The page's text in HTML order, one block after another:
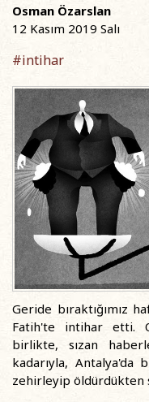
Osman Özarslan
12 Kasım 2019 Salı
#intihar
Geride bıraktığımız
Fatih'te intihar etti.
birlikte, sızan
kadarıyla,
zehirleyip öldürdükten